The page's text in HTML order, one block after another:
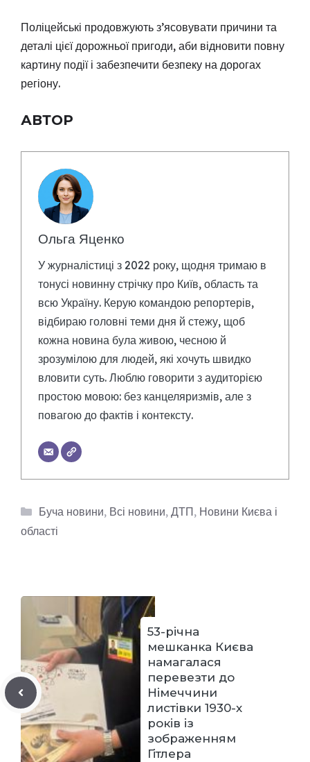
Поліцейські продовжують з’ясовувати причини та
деталі цієї дорожньої пригоди, аби відновити повну
картину події і забезпечити безпеку на дорогах
регіону.
АВТОР
Ольга Яценко
У журналістиці з 2022 року, щодня тримаю в
тонусі новинну стрічку про Київ, область та
всю Україну. Керую командою репортерів,
відбираю головні теми дня й стежу, щоб
кожна новина була живою, чесною й
зрозумілою для людей, які хочуть швидко
вловити суть. Люблю говорити з аудиторією
простою мовою: без канцеляризмів, але з
повагою до фактів і контексту.
Категорії
Буча новини, Всі новини, ДТП, Новини Києва і
області
53-річна
мешканка Києва
намагалася
перевезти до
Німеччини
листівки 1930-х
років із
зображенням
Гітлера